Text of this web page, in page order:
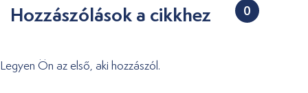
Hozzászólások a cikkhez 0
Legyen Ön az első, aki hozzászól.